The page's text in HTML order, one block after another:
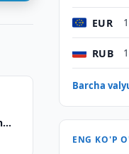
EUR
RUB
Barcha
ENG KO'P